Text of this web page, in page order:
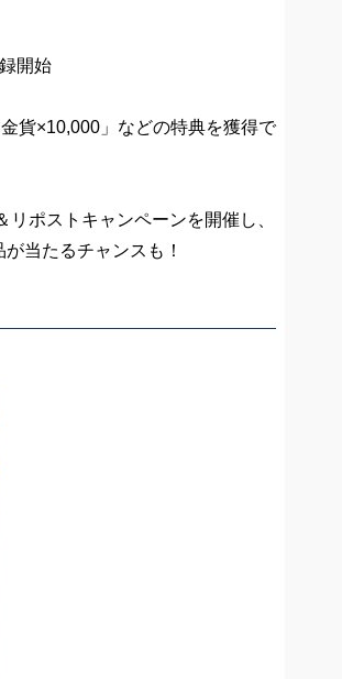
開始
貨×10,000」などの特典を獲得で
ポストキャンペーンを開催し、
当たるチャンスも！